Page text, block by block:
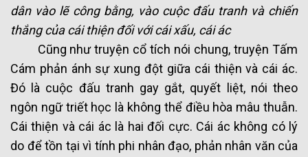
dân vào lẽ công bằng, vào cuộc đấu tranh và chiến
thắng của cái thiện đối với cái xấu, cái ác
Cũng như truyện cổ tích nói chung, truyện Tấm
Cám phản ánh sự xung đột giữa cái thiện và cái ác.
Đó là cuộc đấu tranh gay gắt, quyết liệt, nói theo
ngôn ngữ triết học là không thể điều hòa mâu thuẫn.
Cái thiện và cái ác là hai đối cực. Cái ác không có lý
do để tồn tại vì tính phi nhân đạo, phản nhân văn của